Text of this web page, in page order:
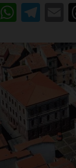
Facebook